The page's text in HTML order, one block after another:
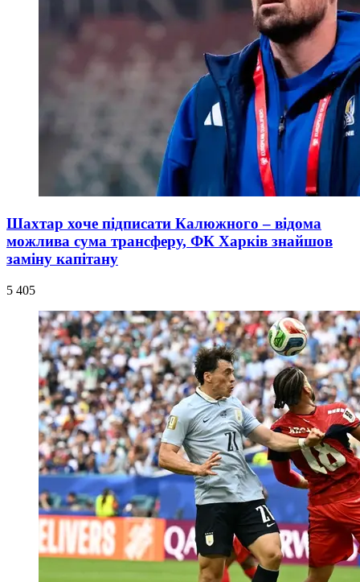
Шахтар хоче підписати Калюжного – відома
можлива сума трансферу, ФК Харків знайшов
заміну капітану
5 405